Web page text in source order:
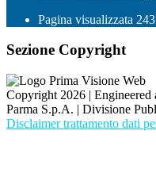
Pagina visualizzata 243
Sezione Copyright
Copyright 2026 |
Parma S.p.A. | Divisione
Disclaimer trattamento dati